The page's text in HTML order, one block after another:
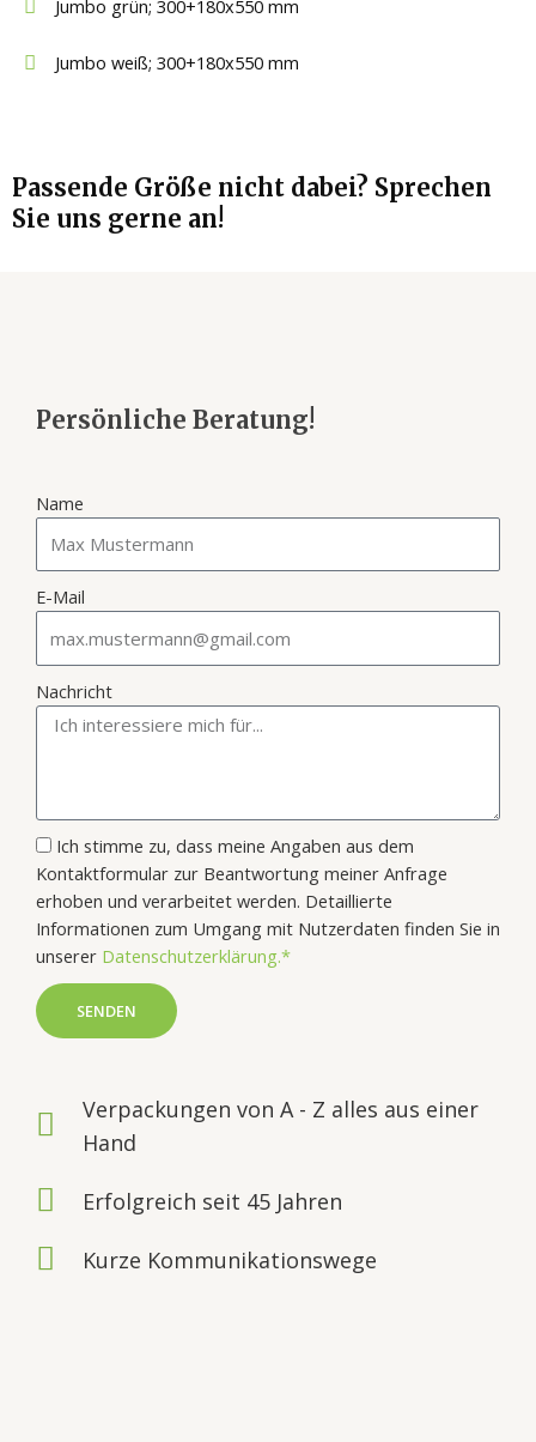
Jumbo grün; 300+180x550 mm
Jumbo weiß; 300+180x550 mm
Passende Größe nicht dabei? Sprechen
Sie uns gerne an!
Persönliche Beratung!
Name
E-Mail
Nachricht
Ich stimme zu, dass meine Angaben aus dem
Kontaktformular zur Beantwortung meiner Anfrage
erhoben und verarbeitet werden. Detaillierte
Informationen zum Umgang mit Nutzerdaten finden Sie in
unserer Datenschutzerklärung.*
SENDEN
Verpackungen von A - Z alles aus einer
Hand
Erfolgreich seit 45 Jahren
Kurze Kommunikationswege